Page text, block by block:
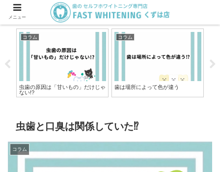
コラム
虫歯の原因は「甘いもの」だけじゃ
ない!?
コラム
歯は場所によって色が違う
虫歯と口臭は関係していた⁉︎
コラム
メニュー